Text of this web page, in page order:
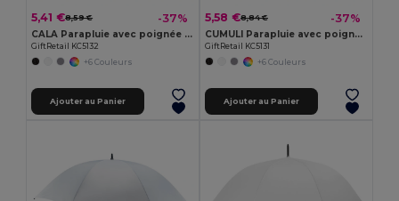
5,41 €8,59 € -37%
CALA Parapluie avec poignée en bois
GiftRetail KC5132
+6 Couleurs
Ajouter au Panier
5,58 €8,84 € -37%
CUMULI Parapluie avec poignée en bois
GiftRetail KC5131
+6 Couleurs
Ajouter au Panier